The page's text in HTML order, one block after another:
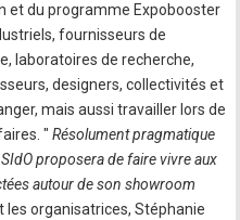
et du programme Expobooster
fournisseurs de
laboratoires de recherche,
designers, collectivités et
mais aussi travailler lors de
" Résolument pragmatique
proposera de faire vivre aux
autour de son showroom
les organisatrices, Stéphanie